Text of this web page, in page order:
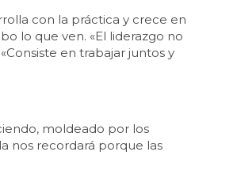
con la práctica y crece en
lo que ven. «El liderazgo no
en trabajar juntos y
moldeado por los
nos recordará porque las